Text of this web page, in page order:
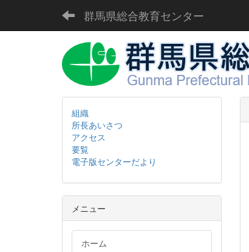
群馬県総合教育センター
組織
所長あいさつ
アクセス
要覧
電子版センターだより
メニュー
ホーム